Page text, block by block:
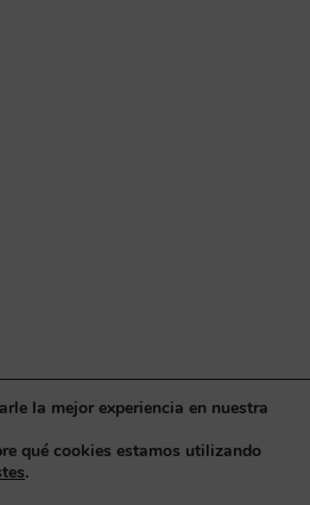
la mejor experiencia en nuestra
qué cookies estamos utilizando
.